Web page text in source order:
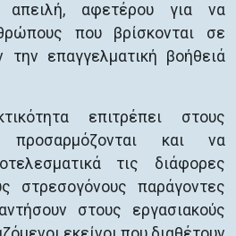
αφετέρου για να
που βρίσκονται σε
την επαγγελματική βοήθειά
επιτρέπει στους
προσαρμόζονται και να
τις διάφορες
στρεσογόνους παράγοντες
στους εργασιακούς